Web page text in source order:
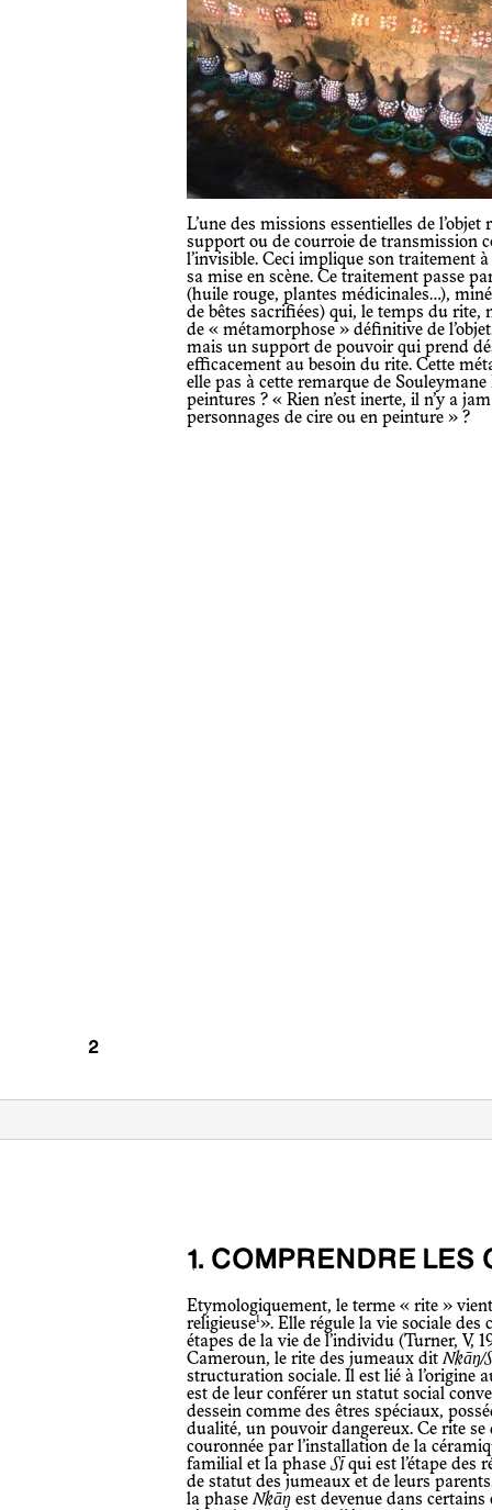
L’une des missions essentielles de
support ou de courroie de transmission
l’invisible. Ceci implique son traitement
sa mise en scène. Ce traitement passe
(huile rouge, plantes médicinales…),
de bêtes sacrifiées) qui, le temps du rite,
de « métamorphose » définitive de
mais un support de pouvoir qui prend
efficacement au besoin du rite. Cette
elle pas à cette remarque de
peintures ? « Rien n’est inerte, il n’y a
personnages de cire ou en peinture » ?
1. COMPRENDRE
Etymologiquement, le terme « rite »
religieuse1». Elle régule la vie sociale
étapes de la vie de l’individu (Turner, V,
Cameroun, le rite des jumeaux ditNkāŋ/
structuration sociale. Il est lié à l’origine
est de leur conférer un statut social
dessein comme des êtres spéciaux,
dualité, un pouvoir dangereux. Ce rite se
couronnée par l’installation de la
familial et la phaseSī qui est l’étape des
de statut des jumeaux et de leurs
la phaseNkāŋ est devenue dans